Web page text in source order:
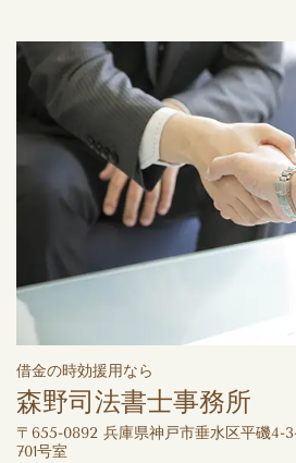
借金の時効援用なら
森野司法書士事務所
〒655-0892 兵庫県神戸市垂水区平磯4-
701号室